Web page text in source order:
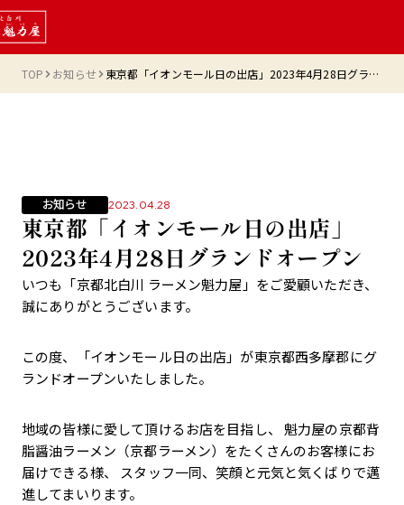
TOP お知らせ 東京都「イオンモール日の出店」2023年4月28日グランドオープン
お知らせ 2023.04.28
東京都「イオンモール日の出店」
2023年4月28日グランドオープン
いつも「京都北白川 ラーメン魁力屋」をご愛顧いただき、
誠にありがとうございます。
この度、「イオンモール日の出店」が東京都西多摩郡にグ
ランドオープンいたしました。
地域の皆様に愛して頂けるお店を目指し、 魁力屋の京都背
脂醤油ラーメン（京都ラーメン）をたくさんのお客様にお
届けできる様、 スタッフ一同、笑顔と元気と気くばりで邁
進してまいります。